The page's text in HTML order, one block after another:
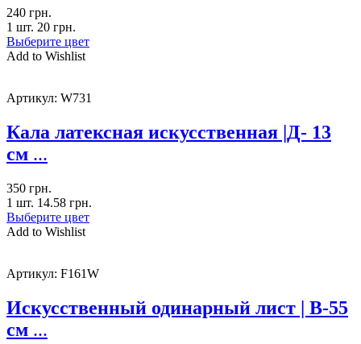
240 грн.
1 шт. 20 грн.
Выберите цвет
Add to Wishlist
Артикул: W731
Кала латексная искусственная |Д- 13
см ...
350 грн.
1 шт. 14.58 грн.
Выберите цвет
Add to Wishlist
Артикул: F161W
Искусственный одинарный лист | В-55
см ...